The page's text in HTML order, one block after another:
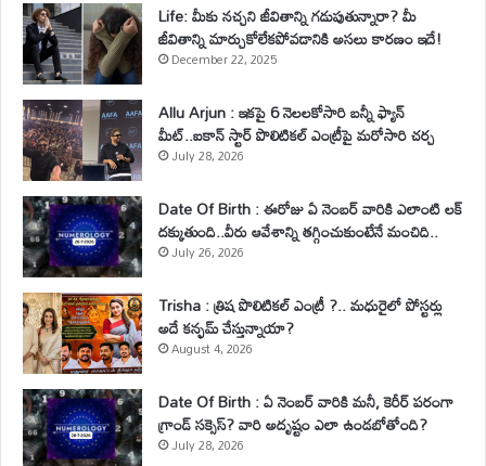
Life: మీకు నచ్చని జీవితాన్ని గడుపుతున్నారా? మీ
జీవితాన్ని మార్చుకోలేకపోవడానికి అసలు కారణం ఇదే!
December 22, 2025
Allu Arjun : ఇకపై 6 నెలలకోసారి బన్నీ ఫ్యాన్
మీట్..ఐకాన్ స్టార్ పొలిటికల్ ఎంట్రీపై మరోసారి చర్చ
July 28, 2026
Date Of Birth : ఈరోజు ఏ నెంబర్ వారికి ఎలాంటి లక్
దక్కుతుంది..వీరు ఆవేశాన్ని తగ్గించుకుంటేనే మంచిది..
July 26, 2026
Trisha : త్రిష పొలిటికల్ ఎంట్రీ ?.. మధురైలో పోస్టర్లు
అదే కన్ఫమ్ చేస్తున్నాయా?
August 4, 2026
Date Of Birth : ఏ నెంబర్ వారికి మనీ, కెరీర్ పరంగా
గ్రాండ్ సక్సెస్? వారి అదృష్టం ఎలా ఉండబోతోంది?
July 28, 2026